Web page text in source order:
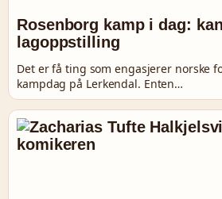
Rosenborg kamp i dag:
lagoppstilling
Det er få ting som engasjerer norske
kampdag på Lerkendal. Enten…